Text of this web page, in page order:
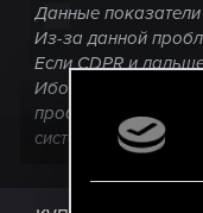
Данные показатели
Из-за данной
Если CDPR и
Ибо, не игроки
проблем с
систему, а не под
Но то, как